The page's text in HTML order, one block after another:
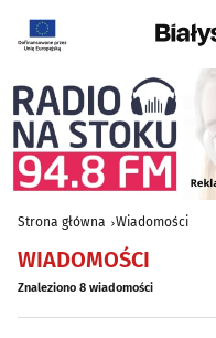
Strona główna Wiadomości
WIADOMOŚCI
Znaleziono 8 wiadomości